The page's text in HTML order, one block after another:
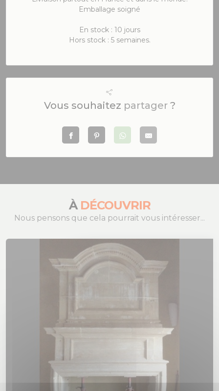
Emballage soigné
En stock : 10 jours
Hors stock : 5 semaines.
Vous souhaitez partager?
À DÉCOUVRIR
Nous pensons que cela pourrait vous intéresser...